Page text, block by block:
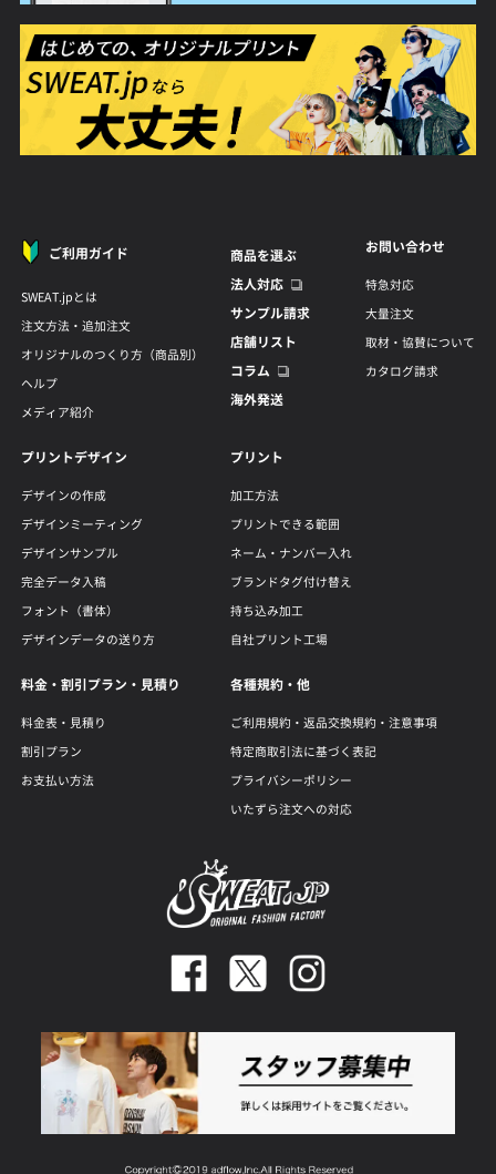
ご利用ガイド
SWEAT.jpとは
注文方法・追加注文
オリジナルのつくり方（商品別）
ヘルプ
メディア紹介
商品を選ぶ
法人対応
サンプル請求
店舗リスト
コラム
海外発送
お問い合わせ
特急対応
大量注文
取材・協賛について
カタログ請求
プリントデザイン
デザインの作成
デザインミーティング
デザインサンプル
完全データ入稿
フォント（書体）
デザインデータの送り方
プリント
加工方法
プリントできる範囲
ネーム・ナンバー入れ
ブランドタグ付け替え
持ち込み加工
自社プリント工場
料金・割引プラン・見積り
料金表・見積り
割引プラン
お支払い方法
各種規約・他
ご利用規約・返品交換規約・注意事項
特定商取引法に基づく表記
プライバシーポリシー
いたずら注文への対応